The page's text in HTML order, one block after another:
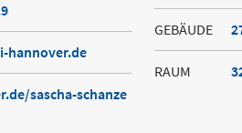
hannover.de
sascha-schanze
GEBÄUDE
RAUM